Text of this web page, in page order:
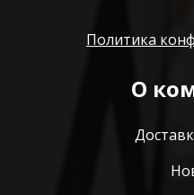
Политика
О